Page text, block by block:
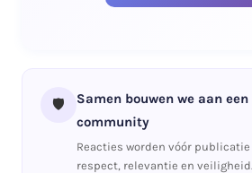
🛡️
Samen bouwen we aan
community
Reacties worden vóór
respect, relevantie en veiligheid.